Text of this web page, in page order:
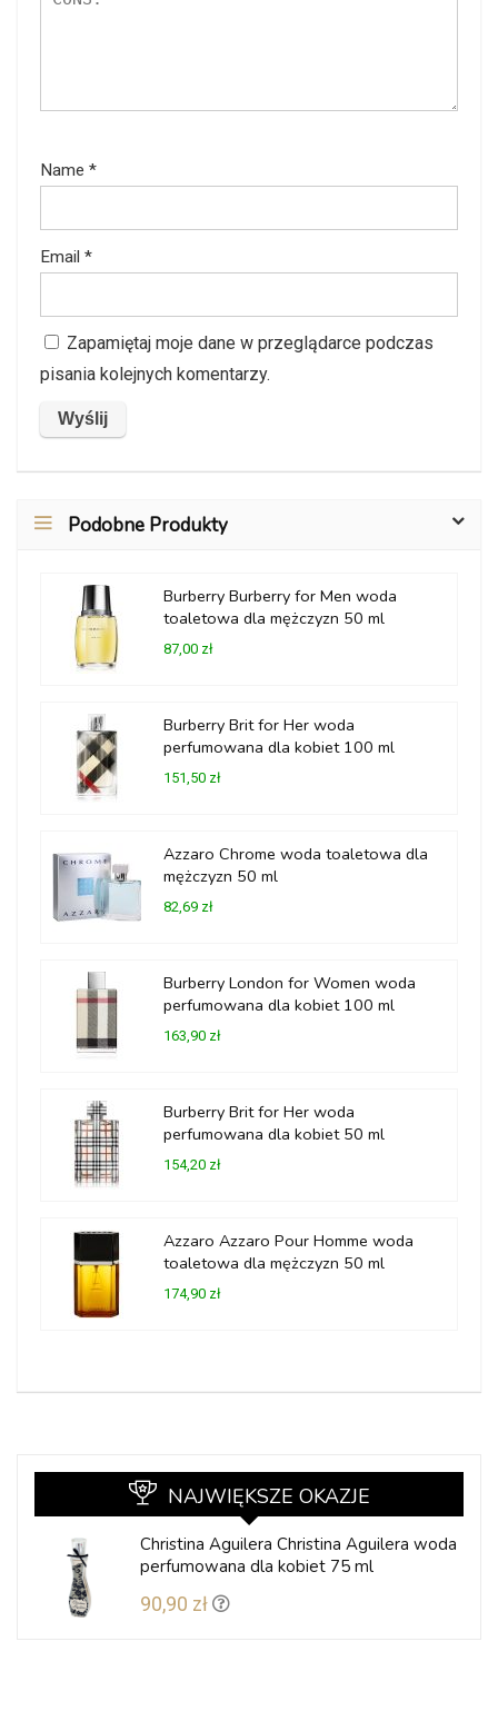
Name *
Email *
Zapamiętaj moje dane w przeglądarce podczas
pisania kolejnych komentarzy.
Podobne Produkty
Burberry Burberry for Men woda
toaletowa dla mężczyzn 50 ml
87,00 zł
Burberry Brit for Her woda
perfumowana dla kobiet 100 ml
151,50 zł
Azzaro Chrome woda toaletowa dla
mężczyzn 50 ml
82,69 zł
Burberry London for Women woda
perfumowana dla kobiet 100 ml
163,90 zł
Burberry Brit for Her woda
perfumowana dla kobiet 50 ml
154,20 zł
Azzaro Azzaro Pour Homme woda
toaletowa dla mężczyzn 50 ml
174,90 zł
NAJWIĘKSZE OKAZJE
Christina Aguilera Christina Aguilera woda
perfumowana dla kobiet 75 ml
90,90 zł